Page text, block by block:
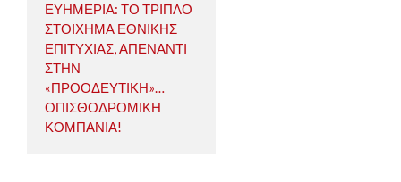
ΕΥΗΜΕΡΙΑ: ΤΟ ΤΡΙΠΛΟ
ΣΤΟΙΧΗΜΑ ΕΘΝΙΚΗΣ
ΕΠΙΤΥΧΙΑΣ, ΑΠΕΝΑΝΤΙ
ΣΤΗΝ
«ΠΡΟΟΔΕΥΤΙΚΗ»…
ΟΠΙΣΘΟΔΡΟΜΙΚΗ
ΚΟΜΠΑΝΙΑ!